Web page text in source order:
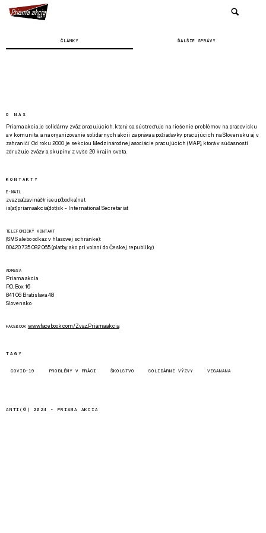
ČLÁNKY ĎALŠIE SPRÁVY
O NÁS
Priama akcia je solidárny zväz pracujúcich, ktorý sa sústreďuje na riešenie problémov na pracovisku
a v komunite, a na organizovanie solidárnych akcií za práva a požiadavky pracujúcich na Slovensku aj v
zahraničí. Od roku 2000 je sekciou Medzinárodnej asociácie pracujúcich (MAP), ktorá v súčasnosti
združuje zväzy a skupiny z vyše 20 krajín sveta.
KONTAKTY
E-MAIL
zvazpa(zavináč)riseup(bodka)net
is(at)priamaakcia(dot)sk - International Secretariat
TELEFONICKÝ KONTAKT
(SMS alebo odkaz v hlasovej schránke):
00420 735 082 065 (platby ako pri volaní do Českej republiky)
ADRESA
Priama akcia
P.O. Box 16
841 06 Bratislava 48
Slovensko
FACEBOOK www.facebook.com/Zvaz.Priama.akcia
TAGY
COVID-19 PROBLÉMY V PRÁCI ŠKOLSTVO SOLIDÁRNE VÝZVY VEGANANA
ANTI(©) 2024 - PRIAMA AKCIA